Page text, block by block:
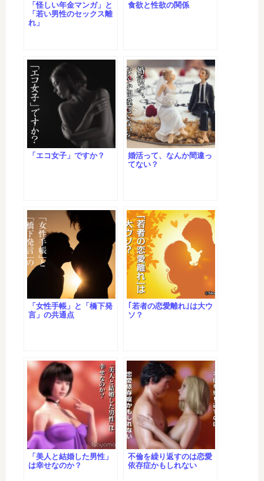
「怪しい年金マンガ」と
「若い男性のセックス離
れ」
食欲と性欲の関係
「エコ女子」ですか？
婚活って、なんか間違っ
てない？
「女性手帳」と「橋下発
言」の共通点
｢若者の恋愛離れ｣は大ウ
ソ？
「美人と結婚した男性」
は幸せなのか？
不倫を繰り返すのは恋愛
依存症かもしれない